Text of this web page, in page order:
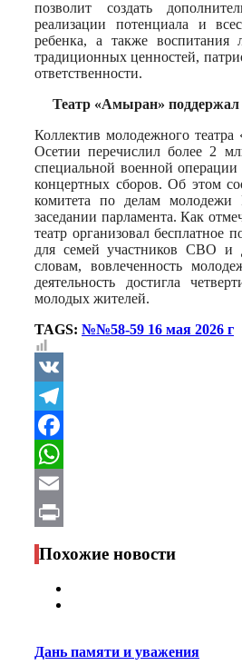
позволит создать
реализации потенциала и
ребенка, а также воспитания
традиционных ценностей,
ответственности.
Театр «Амыран»
Коллектив молодежного
Осетии перечислил более 2
специальной военной операции
концертных сборов. Об этом
комитета по делам молодежи
заседании парламента. Как
театр организовал бесплатное
для семей участников СВО и
словам, вовлеченность
деятельность достигла
молодых жителей.
TAGS: №№58-59 16 мая 2026 г
VK
Telegram
Facebook
WhatsApp
Email
Print
Похожие новости
Дань памяти и уважения